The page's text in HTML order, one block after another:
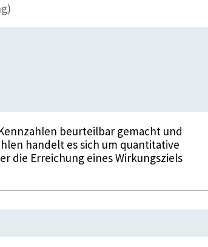
beurteilbar gemacht und
handelt es sich um quantitative
die Erreichung eines Wirkungsziels